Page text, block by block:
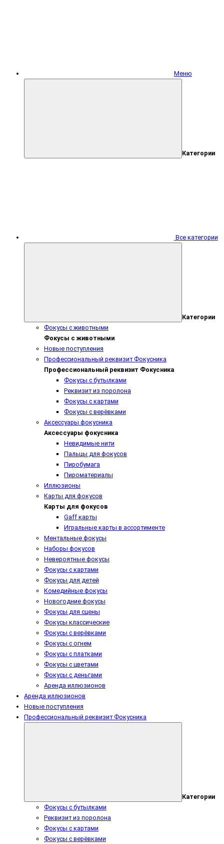
Меню
Категории
Все категории
Категории
Фокусы с животными
Фокусы с животными
Новые поступления
Профессиональный реквизит Фокусника
Профессиональный реквизит Фокусника
Фокусы с бутылками
Реквизит из поролона
Фокусы с картами
Фокусы с верёвками
Аксессуары фокусника
Аксессуары фокусника
Невидимые нити
Пальцы для фокусов
Пиробумага
Пироматериалы
Иллюзионы
Карты для фокусов
Карты для фокусов
Gaff карты
Игральные карты в ассортименте
Ментальные фокусы
Наборы фокусов
Невероятные фокусы
Фокусы с картами
Фокусы для детей
Комедийные фокусы
Новогодние фокусы
Фокусы для сцены
Фокусы классические
Фокусы с верёвками
Фокусы с огнем
Фокусы с платками
Фокусы с цветами
Фокусы с деньгами
Аренда иллюзионов
Аренда иллюзионов
Новые поступления
Профессиональный реквизит Фокусника
Категории
Фокусы с бутылками
Реквизит из поролона
Фокусы с картами
Фокусы с верёвками